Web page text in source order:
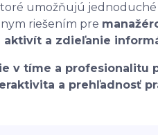
umožňujú
riešením pre
aktivít a zdieľanie
v tíme a profesionalitu
a prehľadnosť